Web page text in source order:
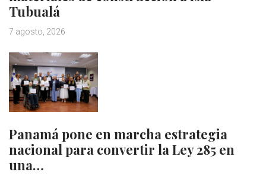
Tubualá
7 agosto, 2026
Panamá pone en marcha estrategia
nacional para convertir la Ley 285 en
una…